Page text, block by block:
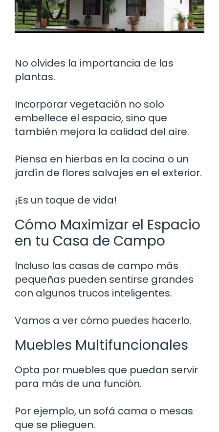
No olvides la importancia de las
plantas.
Incorporar vegetación no solo
embellece el espacio, sino que
también mejora la calidad del aire.
Piensa en hierbas en la cocina o un
jardín de flores salvajes en el exterior.
¡Es un toque de vida!
Cómo Maximizar el Espacio
en tu Casa de Campo
Incluso las casas de campo más
pequeñas pueden sentirse grandes
con algunos trucos inteligentes.
Vamos a ver cómo puedes hacerlo.
Muebles Multifuncionales
Opta por muebles que puedan servir
para más de una función.
Por ejemplo, un sofá cama o mesas
que se plieguen.